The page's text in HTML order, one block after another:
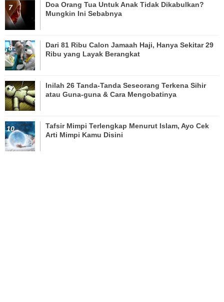
Doa Orang Tua Untuk Anak Tidak Dikabulkan?
Mungkin Ini Sebabnya
Dari 81 Ribu Calon Jamaah Haji, Hanya Sekitar 29
Ribu yang Layak Berangkat
Inilah 26 Tanda-Tanda Seseorang Terkena Sihir
atau Guna-guna & Cara Mengobatinya
Tafsir Mimpi Terlengkap Menurut Islam, Ayo Cek
Arti Mimpi Kamu Disini